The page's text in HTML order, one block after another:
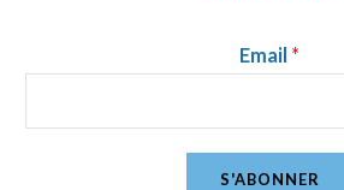
Email *
S'ABONNER